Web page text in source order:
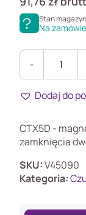
Stan
Na
-
CTX5D
detektor
otwarcia
zamknięcia
dwóch
Dodaj do
CTX5D -
zamknięcia
SKU:V45090
Kategoria: